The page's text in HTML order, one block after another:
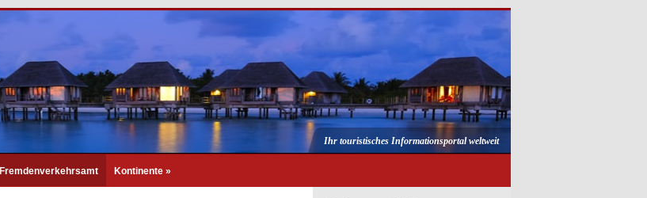
Ihr touristisches Informationsportal weltweit
Fremdenverkehrsamt Kontinente »